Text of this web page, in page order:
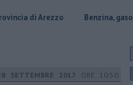
​Benzina, gasolio, gpl,
SETTEMBRE 2017 ORE 10:50